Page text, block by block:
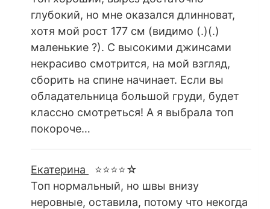
глубокий, но мне оказался длинноват,
хотя мой рост 177 см (видимо (.)(.)
маленькие ?). С высокими джинсами
некрасиво смотрится, на мой взгляд,
сборить на спине начинает. Если вы
обладательница большой груди, будет
классно смотреться! А я выбрала топ
покороче…
Екатерина
⭐⭐⭐⭐☆
Топ нормальный, но швы внизу
неровные, оставила, потому что некогда